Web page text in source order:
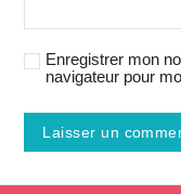
Enregistrer mon
navigateur pour